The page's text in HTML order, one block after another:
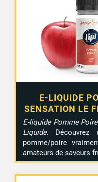
E-LIQUIDE
SENSATION LE
E-liquide Pomme
Liquide. Découvrez
pomme/poire
amateurs de saveurs